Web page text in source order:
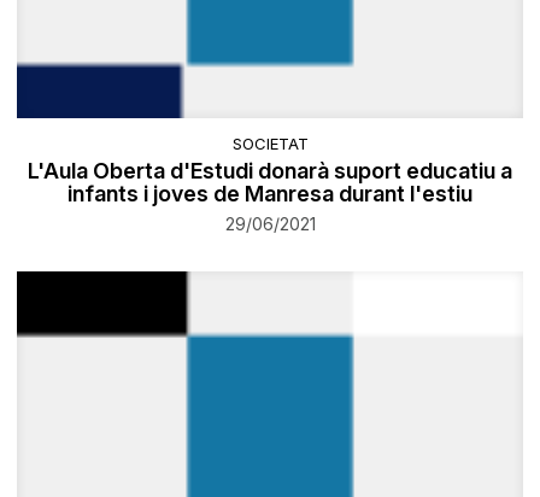
SOCIETAT
L'Aula Oberta d'Estudi donarà suport educatiu a
infants i joves de Manresa durant l'estiu
29/06/2021